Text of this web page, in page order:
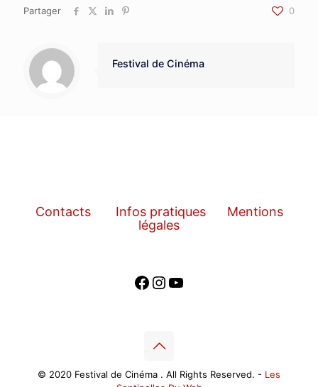
Partager 0
Festival de Cinéma
Contacts Infos pratiques
Mentions
légales
Facebook
Instagram
YouTube
© 2020 Festival de Cinéma . All Rights Reserved. - Les